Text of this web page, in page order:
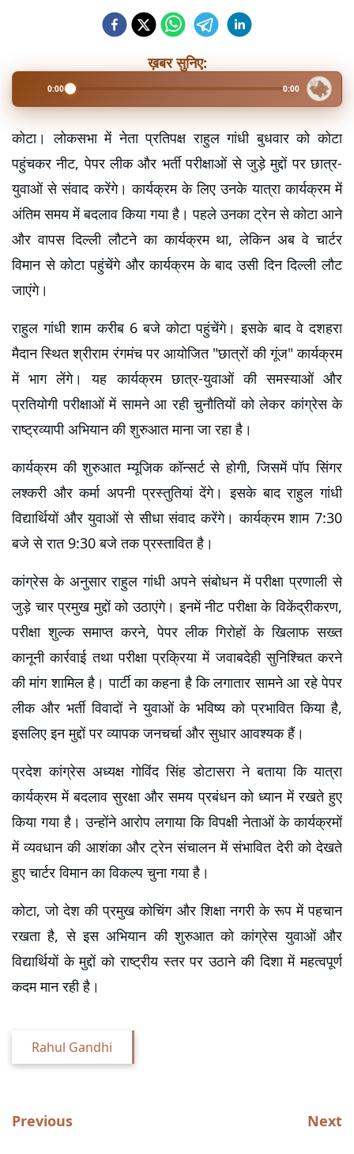
ख़बर सुनिए:
0:00 0:00
कोटा। लोकसभा में नेता प्रतिपक्ष राहुल गांधी बुधवार को कोटा
पहुंचकर नीट, पेपर लीक और भर्ती परीक्षाओं से जुड़े मुद्दों पर छात्र-
युवाओं से संवाद करेंगे। कार्यक्रम के लिए उनके यात्रा कार्यक्रम में
अंतिम समय में बदलाव किया गया है। पहले उनका ट्रेन से कोटा आने
और वापस दिल्ली लौटने का कार्यक्रम था, लेकिन अब वे चार्टर
विमान से कोटा पहुंचेंगे और कार्यक्रम के बाद उसी दिन दिल्ली लौट
जाएंगे।
राहुल गांधी शाम करीब 6 बजे कोटा पहुंचेंगे। इसके बाद वे दशहरा
मैदान स्थित श्रीराम रंगमंच पर आयोजित "छात्रों की गूंज" कार्यक्रम
में भाग लेंगे। यह कार्यक्रम छात्र-युवाओं की समस्याओं और
प्रतियोगी परीक्षाओं में सामने आ रही चुनौतियों को लेकर कांग्रेस के
राष्ट्रव्यापी अभियान की शुरुआत माना जा रहा है।
कार्यक्रम की शुरुआत म्यूजिक कॉन्सर्ट से होगी, जिसमें पॉप सिंगर
लश्करी और कर्मा अपनी प्रस्तुतियां देंगे। इसके बाद राहुल गांधी
विद्यार्थियों और युवाओं से सीधा संवाद करेंगे। कार्यक्रम शाम 7:30
बजे से रात 9:30 बजे तक प्रस्तावित है।
कांग्रेस के अनुसार राहुल गांधी अपने संबोधन में परीक्षा प्रणाली से
जुड़े चार प्रमुख मुद्दों को उठाएंगे। इनमें नीट परीक्षा के विकेंद्रीकरण,
परीक्षा शुल्क समाप्त करने, पेपर लीक गिरोहों के खिलाफ सख्त
कानूनी कार्रवाई तथा परीक्षा प्रक्रिया में जवाबदेही सुनिश्चित करने
की मांग शामिल है। पार्टी का कहना है कि लगातार सामने आ रहे पेपर
लीक और भर्ती विवादों ने युवाओं के भविष्य को प्रभावित किया है,
इसलिए इन मुद्दों पर व्यापक जनचर्चा और सुधार आवश्यक हैं।
प्रदेश कांग्रेस अध्यक्ष गोविंद सिंह डोटासरा ने बताया कि यात्रा
कार्यक्रम में बदलाव सुरक्षा और समय प्रबंधन को ध्यान में रखते हुए
किया गया है। उन्होंने आरोप लगाया कि विपक्षी नेताओं के कार्यक्रमों
में व्यवधान की आशंका और ट्रेन संचालन में संभावित देरी को देखते
हुए चार्टर विमान का विकल्प चुना गया है।
कोटा, जो देश की प्रमुख कोचिंग और शिक्षा नगरी के रूप में पहचान
रखता है, से इस अभियान की शुरुआत को कांग्रेस युवाओं और
विद्यार्थियों के मुद्दों को राष्ट्रीय स्तर पर उठाने की दिशा में महत्वपूर्ण
कदम मान रही है।
Rahul Gandhi
Previous Next